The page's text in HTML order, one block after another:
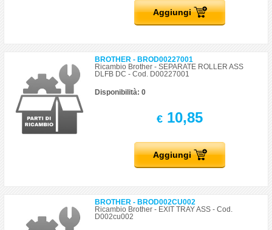
Aggiungi
BROTHER - BROD00227001
Ricambio Brother - SEPARATE ROLLER ASS
DLFB DC - Cod. D00227001
Disponibilità: 0
€10,85
Aggiungi
BROTHER - BROD002CU002
Ricambio Brother - EXIT TRAY ASS - Cod.
D002cu002